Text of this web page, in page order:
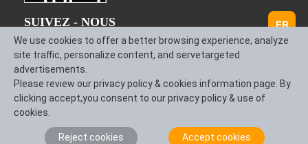
SUIVEZ - NOUS
À propos de nous Nous contacter
Conditions générales
Politique de
FR
We use cookies to offer a better browsing experience, analyze
site traffic, personalize content, and servetargeted
advertisements.
Please review our privacy policy & cookies information page. By
clicking accept,you consent to our privacy policy & use of
cookies.
Reject cookies Accept cookies